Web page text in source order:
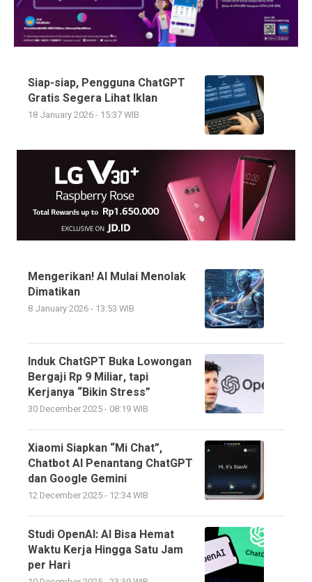
Siap-siap, Pengguna ChatGPT
Gratis Segera Lihat Iklan
18 January 2026 - 15:37 WIB
Mengerikan! AI Mulai Menolak
Dimatikan
8 January 2026 - 13:53 WIB
Induk ChatGPT Buka Lowongan
Bergaji Rp 9 Miliar, tapi
Kerjanya “Bikin Stress”
30 December 2025 - 08:19 WIB
Xiaomi Siapkan “Mi Chat”,
Chatbot AI Penantang ChatGPT
dan Google Gemini
12 December 2025 - 12:34 WIB
Studi OpenAI: AI Bisa Hemat
Waktu Kerja Hingga Satu Jam
per Hari